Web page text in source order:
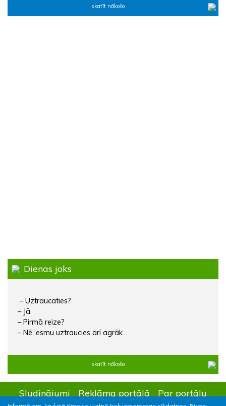
skatīt nākošo
Dienas joks
– Uztraucaties?
– Jā.
– Pirmā reize?
– Nē, esmu uztraucies arī agrāk.
skatīt nākošo
Sludinājumi Reklāma portālā Par portālu